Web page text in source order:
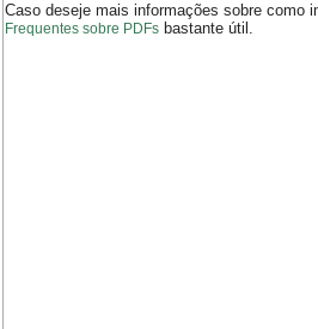
Caso deseje mais informações sobre como
Frequentes sobre PDFs bastante útil.